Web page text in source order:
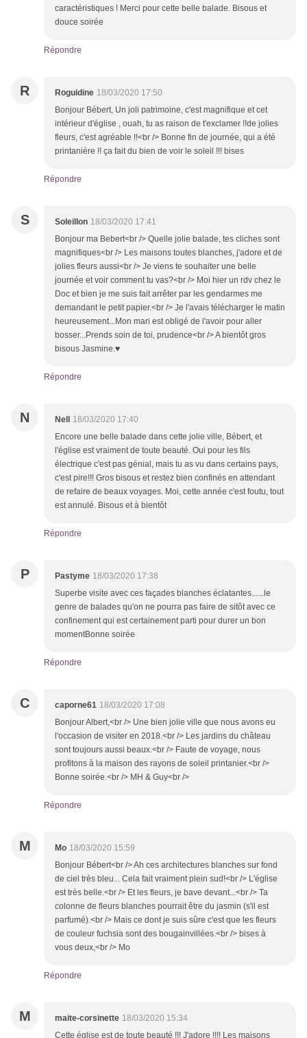
caractéristiques ! Merci pour cette belle balade. Bisous et
douce soirée
Répondre
R Roguidine 18/03/2020 17:50
Bonjour Bébert, Un joli patrimoine, c'est magnifique et cet
intérieur d'église , ouah, tu as raison de t'exclamer !!de jolies
fleurs, c'est agréable !!<br /> Bonne fin de journée, qui a été
printanière !! ça fait du bien de voir le soleil !!! bises
Répondre
S Soleillon 18/03/2020 17:41
Bonjour ma Bebert<br /> Quelle jolie balade, tes cliches sont
magnifiques<br /> Les maisons toutes blanches, j'adore et de
jolies fleurs aussi<br /> Je viens te souhaiter une belle
journée et voir comment tu vas?<br /> Moi hier un rdv chez le
Doc et bien je me suis fait arrêter par les gendarmes me
demandant le petit papier.<br /> Je l'avais télécharger le matin
heureusement...Mon mari est obligé de l'avoir pour aller
bosser...Prends soin de toi, prudence<br /> A bientôt gros
bisous Jasmine.♥
Répondre
N Nell
18/03/2020 17:40
Encore une belle balade dans cette jolie ville, Bébert, et
l'église est vraiment de toute beauté. Oui pour les fils
électrique c'est pas génial, mais tu as vu dans certains pays,
c'est pire!!! Gros bisous et restez bien confinés en attendant
de refaire de beaux voyages. Moi, cette année c'est foutu, tout
est annulé. Bisous et à bientôt
Répondre
P Pastyme 18/03/2020 17:38
Superbe visite avec ces façades blanches éclatantes......le
genre de balades qu'on ne pourra pas faire de sitôt avec ce
confinement qui est certainement parti pour durer un bon
momentBonne soirée
Répondre
C caporne61 18/03/2020 17:08
Bonjour Albert,<br /> Une bien jolie ville que nous avons eu
l'occasion de visiter en 2018.<br /> Les jardins du château
sont toujours aussi beaux.<br /> Faute de voyage, nous
profitons à la maison des rayons de soleil printanier.<br />
Bonne soirée.<br /> MH & Guy<br />
Répondre
M Mo 18/03/2020 15:59
Bonjour Bébert<br /> Ah ces architectures blanches sur fond
de ciel très bleu... Cela fait vraiment plein sud!<br /> L'église
est très belle.<br /> Et les fleurs, je bave devant...<br /> Ta
colonne de fleurs blanches pourrait être du jasmin (s'il est
parfumé).<br /> Mais ce dont je suis sûre c'est que les fleurs
de couleur fuchsia sont des bougainvillées.<br /> bises à
vous deux,<br /> Mo
Répondre
M maite-corsinette 18/03/2020 15:34
Cette église est de toute beauté !!! J'adore !!!! Les maisons